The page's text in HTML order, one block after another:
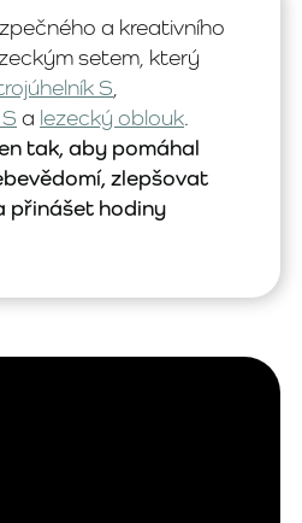
a kreativního
setem, který
S
a lezecký oblouk.
tak, aby pomáhal
zlepšovat
přinášet hodiny